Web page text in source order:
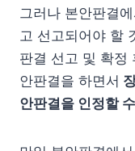
그러나 본안판결
고 선고되어야 할
판결 선고 및 확정
안판결을 하면서
안판결을 인정할